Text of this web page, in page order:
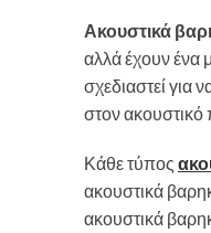
Ακουστικά
αλλά έχουν ένα
σχεδιαστεί για
στον ακουστικό
Κάθε τύπος
ακουστικά
ακουστικά